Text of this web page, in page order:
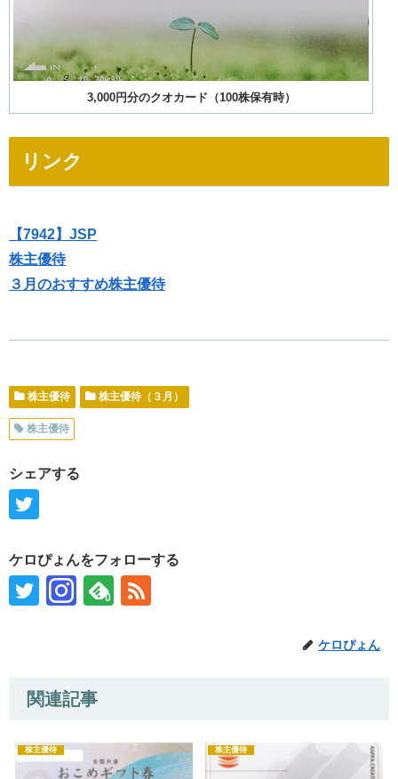
3,000円分のクオカード（100株保有時）
リンク
【7942】JSP
株主優待
３月のおすすめ株主優待
株主優待 株主優待（３月）
株主優待
シェアする
ケロぴょんをフォローする
0
ケロぴょん
関連記事
株主優待 株主優待